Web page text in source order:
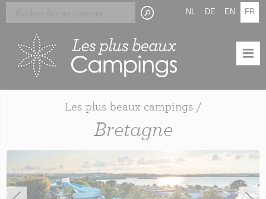
Skip
main
FR
EN
DE
NL
Les plus beaux campings /
Bretagne
Panneau de gestion des cookies